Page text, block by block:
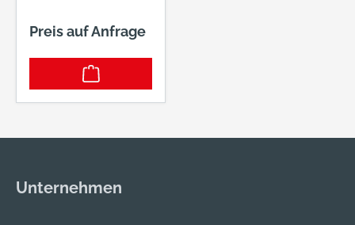
Preis auf Anfrage
Unternehmen